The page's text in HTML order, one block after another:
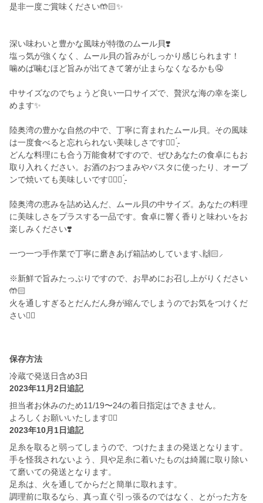
是非一度ご賞味ください🤲🏻✨️
深い味わいと豊かな風味が特徴のムール貝❣️
塩っ気が強くなく、ムール貝の旨みがしっかり感じられます！
噛めば噛むほど旨みが出てきて箸が止まらなくなるかも🤤
中サイズなのでちょうど良い一口サイズで、贅沢な海の幸を楽し
めます✨
陸奥湾の豊かな自然の中で、丁寧に育まれたムール貝。その風味
は一度食べると忘れられない美味しさです✊🏻‪ ̖́-‬
どんな料理にも合う万能食材ですので、ぜひあなたの食卓にもお
取り入れください。お酒のおつまみやパスタに使ったり、オーブ
ンで焼いても美味しいです👉🏻💗 ̖́-
陸奥湾の恵みを詰め込んだ、ムール貝の中サイズ。あなたの料理
に美味しさをプラスする一品です。食卓に響く香りと味わいをお
楽しみください❣️
一つ一つ手作業で丁寧に磨きあげ箱詰めしています‪⸜🙌🏻⸝‍
※新鮮で旨みたっぷりですので、お早めにお召し上がりください
🤲🏻
火を通しすぎるとだんだん身が縮んでしまうのでお気をつけくだ
さい🙇‍♀️
保存方法
冷蔵で発送日含め3日
2023年11月2日追記
担当者お休みのため11/19〜24の着日指定はできません。
よろしくお願いいたします🙇‍♀️
2023年10月1日追記
足糸を取ると弱ってしまうので、つけたままの発送となります。
手を怪我されないよう、貝や足糸に着いたものは綺麗に取り除い
て磨いての発送となります。
足糸は、火を通してからだと簡単に取れます。
調理前に取るなら、真っ直ぐ引っ張るのではなく、とがった方を